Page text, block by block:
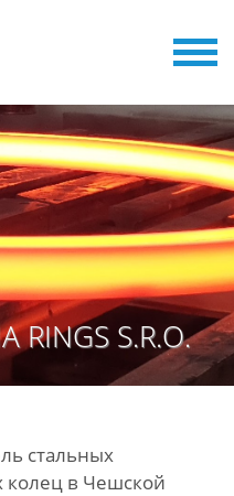
RINGS S.R.O.
стальных
колец в Чешской